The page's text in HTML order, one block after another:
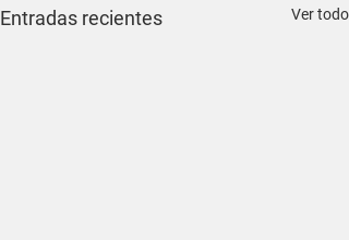
Entradas recientes Ver todo